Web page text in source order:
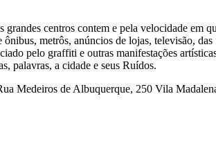
centros contem e pela velocidade em
metrôs, anúncios de lojas, televisão,
pelo graffiti e outras manifestações
palavras, a cidade e seus Ruídos.
Medeiros de Albuquerque, 250 Vila